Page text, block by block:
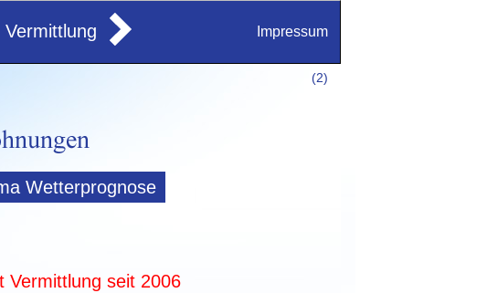
Impressum
(2)
Wetterprognose
Vermittlung seit 2006